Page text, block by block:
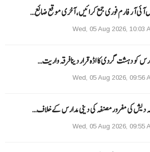
آئی آر فارم فوری جمع کرائیں، آخری موقع ضائع…
Wed, 05 Aug 2026, 10:03
کو دہشت گردی کا اڈہ قرار دینا فرقہ واریت…
Wed, 05 Aug 2026, 09:56
دیش کی مفرور مصنفہ کی دینی مدارس کے خلاف…
Wed, 05 Aug 2026, 09:55